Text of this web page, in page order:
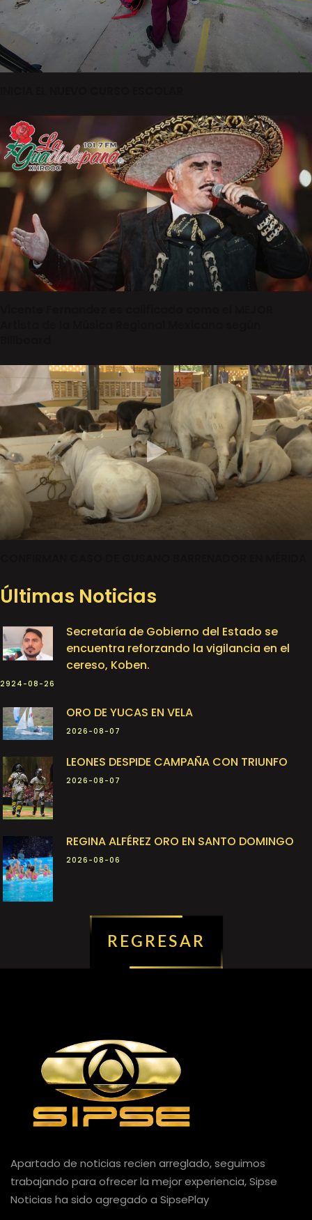
Últimas Noticias
Secretaría de Gobierno del Estado se
encuentra reforzando la vigilancia en el
cereso, Koben.
2924-08-26
ORO DE YUCAS EN VELA
2026-08-07
LEONES DESPIDE CAMPAÑA CON TRIUNFO
2026-08-07
REGINA ALFÉREZ ORO EN SANTO DOMINGO
2026-08-06
REGRESAR
Apartado de noticias recien arreglado, seguimos
trabajando para ofrecer la mejor experiencia, Sipse
Noticias ha sido agregado a SipsePlay